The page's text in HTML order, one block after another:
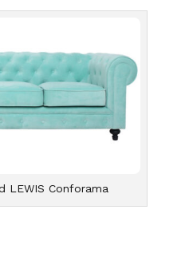
LEWIS Conforama